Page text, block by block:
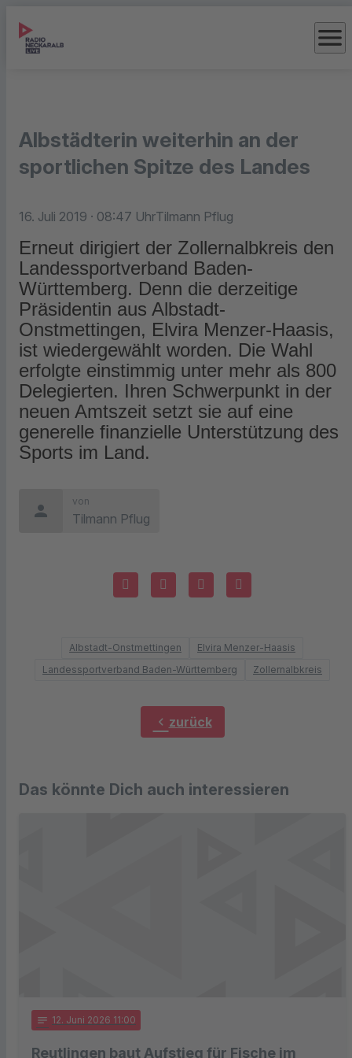
menu
Albstädterin weiterhin an der
sportlichen Spitze des Landes
16. Juli 2019 · 08:47 UhrTilmann Pflug
Erneut dirigiert der Zollernalbkreis den
Landessportverband Baden-
Württemberg. Denn die derzeitige
Präsidentin aus Albstadt-
Onstmettingen, Elvira Menzer-Haasis,
ist wiedergewählt worden. Die Wahl
erfolgte einstimmig unter mehr als 800
Delegierten. Ihren Schwerpunkt in der
neuen Amtszeit setzt sie auf eine
generelle finanzielle Unterstützung des
Sports im Land.
person
von
Tilmann Pflug
Albstadt-Onstmettingen
Elvira Menzer-Haasis
Landessportverband Baden-Württemberg
Zollernalbkreis
chevron_left zurück
Das könnte Dich auch interessieren
notes 12. Juni 2026 11:00
Reutlingen baut Aufstieg für Fische im